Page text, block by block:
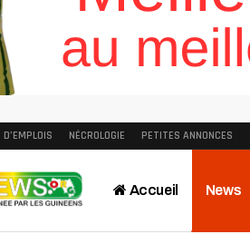
D’EMPLOIS NÉCROLOGIE PETITES ANNONCES
Accueil News